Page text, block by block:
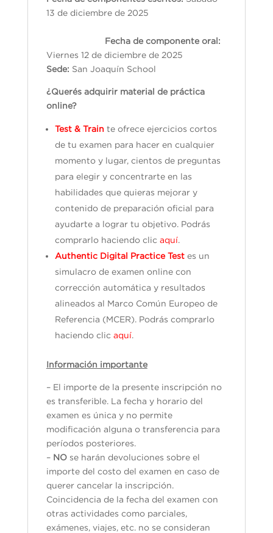
13 de diciembre de 2025
Fecha de componente oral:
Viernes 12 de diciembre de 2025
Sede: San Joaquín School
¿Querés adquirir material de práctica
online?
Test & Train te ofrece ejercicios cortos
de tu examen para hacer en cualquier
momento y lugar, cientos de preguntas
para elegir y concentrarte en las
habilidades que quieras mejorar y
contenido de preparación oficial para
ayudarte a lograr tu objetivo. Podrás
comprarlo haciendo clic aquí.
Authentic Digital Practice Test es un
simulacro de examen online con
corrección automática y resultados
alineados al Marco Común Europeo de
Referencia (MCER). Podrás comprarlo
haciendo clic aquí.
Información importante
– El importe de la presente inscripción no
es transferible. La fecha y horario del
examen es única y no permite
modificación alguna o transferencia para
períodos posteriores.
– NOse harán devoluciones sobre el
importe del costo del examen en caso de
querer cancelar la inscripción.
Coincidencia de la fecha del examen con
otras actividades como parciales,
exámenes, viajes, etc. no se consideran